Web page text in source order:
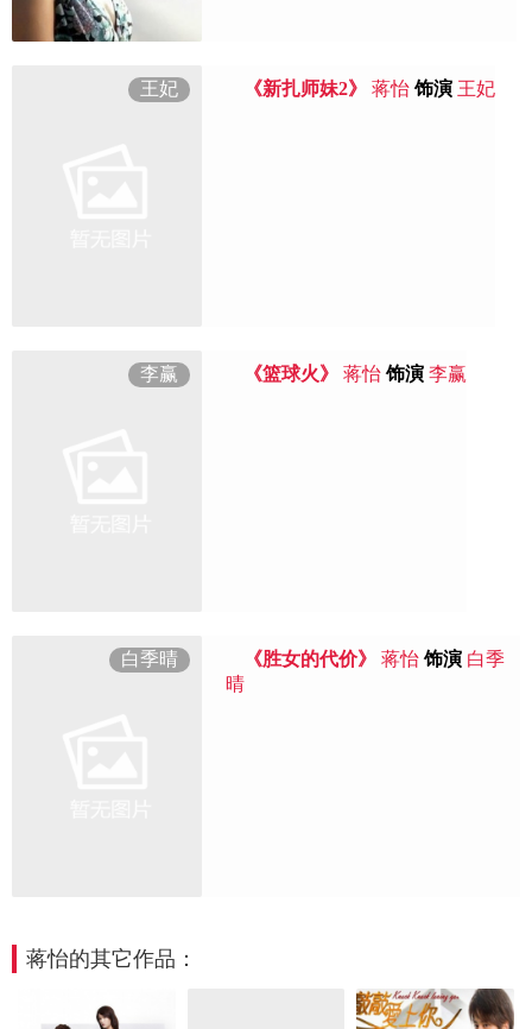
王妃 《新扎师妹2》 蒋怡 饰演 王妃
李赢 《篮球火》 蒋怡 饰演 李赢
白季晴 《胜女的代价》 蒋怡 饰演 白季
晴
蒋怡的其它作品：